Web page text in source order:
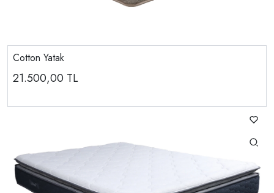
Cotton Yatak
21.500,00 TL